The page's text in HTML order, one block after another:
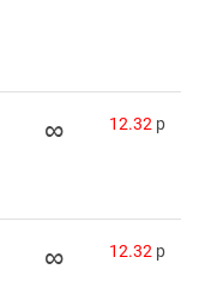
∞ 12.32 p
∞ 12.32 p